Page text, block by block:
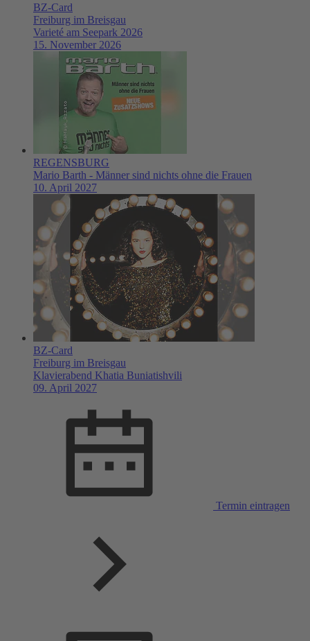
BZ-Card
Freiburg im Breisgau
Varieté am Seepark 2026
15. November 2026
REGENSBURG
Mario Barth - Männer sind nichts ohne die Frauen
10. April 2027
BZ-Card
Freiburg im Breisgau
Klavierabend Khatia Buniatishvili
09. April 2027
Termin eintragen